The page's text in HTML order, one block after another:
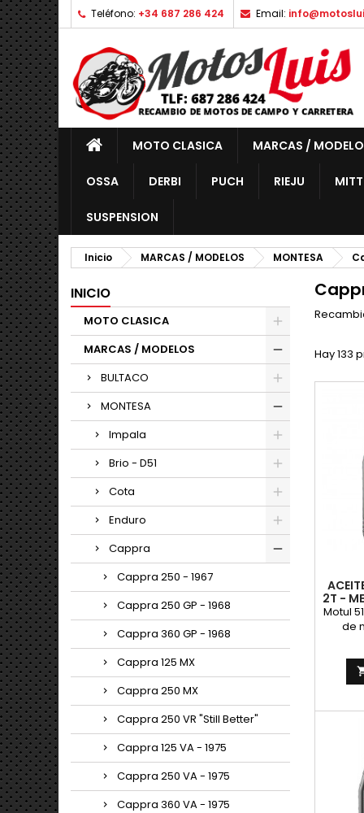
Teléfono: +34 687 286 424 Email:
MOTO CLASICA MARCAS /
OSSA DERBI PUCH RIEJU MITT
SUSPENSION
Inicio MARCAS / MODELOS MONTESA
INICIO
MOTO CLASICA
MARCAS / MODELOS
BULTACO
MONTESA
Impala
Brio - D51
Cota
Enduro
Cappra
Cappra 250 - 1967
Cappra 250 GP - 1968
Cappra 360 GP - 1968
Cappra 125 MX
Cappra 250 MX
Cappra 250 VR "Still Better"
Cappra 125 VA - 1975
Cappra 250 VA - 1975
Cappra 360 VA - 1975
Hay 133
2T -
Motul
de
de
o
la